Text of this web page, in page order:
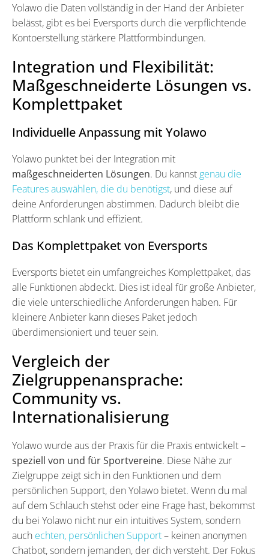
Yolawo die Daten vollständig in der Hand der Anbieter
belässt, gibt es bei Eversports durch die verpflichtende
Kontoerstellung stärkere Plattformbindungen.
Integration und Flexibilität:
Maßgeschneiderte Lösungen vs.
Komplettpaket
Individuelle Anpassung mit Yolawo
Yolawo punktet bei der Integration mit
maßgeschneiderten Lösungen. Du kannst genau die
Features auswählen, die du benötigst, und diese auf
deine Anforderungen abstimmen. Dadurch bleibt die
Plattform schlank und effizient.
Das Komplettpaket von Eversports
Eversports bietet ein umfangreiches Komplettpaket, das
alle Funktionen abdeckt. Dies ist ideal für große Anbieter,
die viele unterschiedliche Anforderungen haben. Für
kleinere Anbieter kann dieses Paket jedoch
überdimensioniert und teuer sein.
Vergleich der
Zielgruppenansprache:
Community vs.
Internationalisierung
Yolawo wurde aus der Praxis für die Praxis entwickelt –
speziell von und für Sportvereine. Diese Nähe zur
Zielgruppe zeigt sich in den Funktionen und dem
persönlichen Support, den Yolawo bietet. Wenn du mal
auf dem Schlauch stehst oder eine Frage hast, bekommst
du bei Yolawo nicht nur ein intuitives System, sondern
auch echten, persönlichen Support– keinen anonymen
Chatbot, sondern jemanden, der dich versteht. Der Fokus